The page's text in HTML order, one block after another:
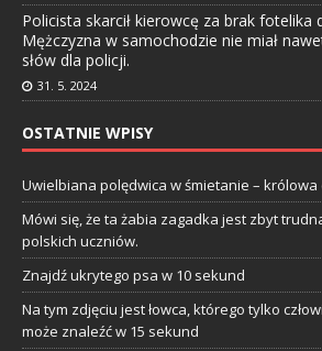
Policista skarcił kierowcę za brak fotelika
Mężczyzna w samochodzie nie miał
słów dla policji.
31. 5. 2024
OSTATNIE WPISY
Uwielbiana polędwica w śmietanie –
Mówi się, że ta żabia zagadka jest zbyt
polskich uczniów.
Znajdź ukrytego psa w 10 sekund
Na tym zdjęciu jest łowca, którego tylko
może znaleźć w 15 sekund